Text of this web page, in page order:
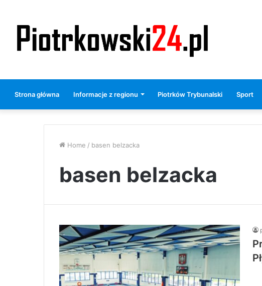
Strona główna Informacje z regionu Piotrków Trybunalski Sport
Home / basen belzacka
basen belzacka